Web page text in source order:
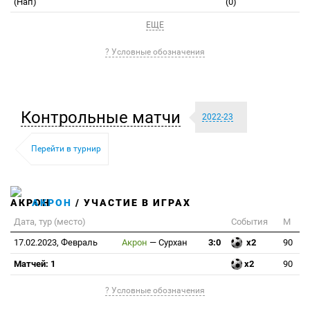
ЕЩЕ
? Условные обозначения
Контрольные матчи 2022-23
Перейти в турнир
АКРОН / УЧАСТИЕ В ИГРАХ
Дата, тур (место) События
М
17.02.2023, Февраль
Акрон — Сурхан 3:0 x2 90
Матчей: 1 x2 90
? Условные обозначения